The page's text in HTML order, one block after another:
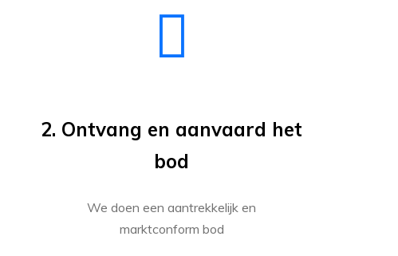
2. Ontvang en aanvaard het
bod
We doen een aantrekkelijk en
marktconform bod